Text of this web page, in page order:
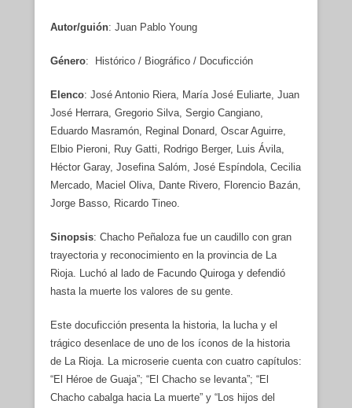
Autor/guión: Juan Pablo Young
Género: Histórico / Biográfico / Docuficción
Elenco: José Antonio Riera, María José Euliarte, Juan
José Herrara, Gregorio Silva, Sergio Cangiano,
Eduardo Masramón, Reginal Donard, Oscar Aguirre,
Elbio Pieroni, Ruy Gatti, Rodrigo Berger, Luis Ávila,
Héctor Garay, Josefina Salóm, José Espíndola, Cecilia
Mercado, Maciel Oliva, Dante Rivero, Florencio Bazán,
Jorge Basso, Ricardo Tineo.
Sinopsis: Chacho Peñaloza fue un caudillo con gran
trayectoria y reconocimiento en la provincia de La
Rioja. Luchó al lado de Facundo Quiroga y defendió
hasta la muerte los valores de su gente.
Este docuficción presenta la historia, la lucha y el
trágico desenlace de uno de los íconos de la historia
de La Rioja. La microserie cuenta con cuatro capítulos:
“El Héroe de Guaja”; “El Chacho se levanta”; “El
Chacho cabalga hacia La muerte” y “Los hijos del